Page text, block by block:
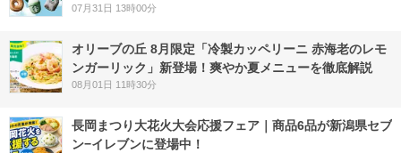
07月31日 13時00分
オリーブの丘 8月限定「冷製カッペリーニ 赤海老のレモ
ンガーリック」新登場！爽やか夏メニューを徹底解説
08月01日 11時30分
長岡まつり大花火大会応援フェア｜商品6品が新潟県セブ
ン−イレブンに登場中！